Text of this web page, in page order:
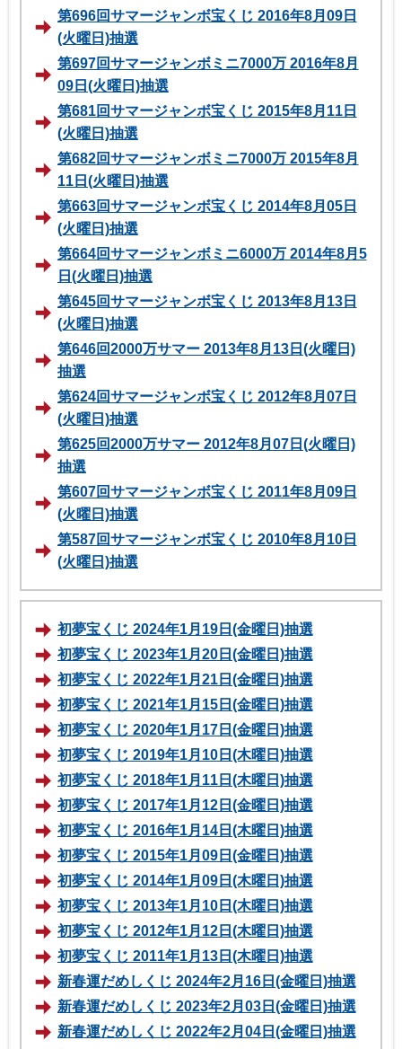
第696回サマージャンボ宝くじ 2016年8月09日
(火曜日)抽選
第697回サマージャンボミニ7000万 2016年8月
09日(火曜日)抽選
第681回サマージャンボ宝くじ 2015年8月11日
(火曜日)抽選
第682回サマージャンボミニ7000万 2015年8月
11日(火曜日)抽選
第663回サマージャンボ宝くじ 2014年8月05日
(火曜日)抽選
第664回サマージャンボミニ6000万 2014年8月5
日(火曜日)抽選
第645回サマージャンボ宝くじ 2013年8月13日
(火曜日)抽選
第646回2000万サマー 2013年8月13日(火曜日)
抽選
第624回サマージャンボ宝くじ 2012年8月07日
(火曜日)抽選
第625回2000万サマー 2012年8月07日(火曜日)
抽選
第607回サマージャンボ宝くじ 2011年8月09日
(火曜日)抽選
第587回サマージャンボ宝くじ 2010年8月10日
(火曜日)抽選
初夢宝くじ 2024年1月19日(金曜日)抽選
初夢宝くじ 2023年1月20日(金曜日)抽選
初夢宝くじ 2022年1月21日(金曜日)抽選
初夢宝くじ 2021年1月15日(金曜日)抽選
初夢宝くじ 2020年1月17日(金曜日)抽選
初夢宝くじ 2019年1月10日(木曜日)抽選
初夢宝くじ 2018年1月11日(木曜日)抽選
初夢宝くじ 2017年1月12日(金曜日)抽選
初夢宝くじ 2016年1月14日(木曜日)抽選
初夢宝くじ 2015年1月09日(金曜日)抽選
初夢宝くじ 2014年1月09日(木曜日)抽選
初夢宝くじ 2013年1月10日(木曜日)抽選
初夢宝くじ 2012年1月12日(木曜日)抽選
初夢宝くじ 2011年1月13日(木曜日)抽選
新春運だめしくじ 2024年2月16日(金曜日)抽選
新春運だめしくじ 2023年2月03日(金曜日)抽選
新春運だめしくじ 2022年2月04日(金曜日)抽選